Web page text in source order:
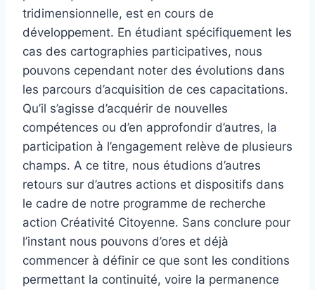
tridimensionnelle, est en cours de
développement. En étudiant spécifiquement les
cas des cartographies participatives, nous
pouvons cependant noter des évolutions dans
les parcours d’acquisition de ces capacitations.
Qu’il s’agisse d’acquérir de nouvelles
compétences ou d’en approfondir d’autres, la
participation à l’engagement relève de plusieurs
champs. A ce titre, nous étudions d’autres
retours sur d’autres actions et dispositifs dans
le cadre de notre programme de recherche
action Créativité Citoyenne. Sans conclure pour
l’instant nous pouvons d’ores et déjà
commencer à définir ce que sont les conditions
permettant la continuité, voire la permanence